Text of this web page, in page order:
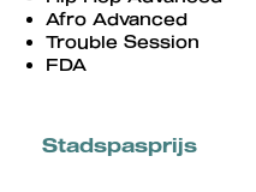
Afro Advanced
Trouble Session
FDA
Stadspasprijs